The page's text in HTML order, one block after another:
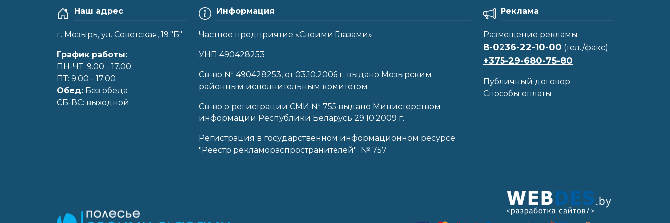
Наш адрес
г. Мозырь, ул. Советская, 19 "Б"
График работы:
ПН-ЧТ: 9.00 - 17.00
ПТ: 9.00 - 17.00
Обед: Без обеда
CБ-ВС: выходной
Информация
Частное предприятие «Своими Глазами»
УНП 490428253
Cв-во № 490428253, от 03.10.2006 г. выдано Мозырским
районным исполнительным комитетом
Св-во о регистрации СМИ № 755 выдано Министерством
информации Республики Беларусь 29.10.2009 г.
Регистрация в государственном информационном ресурсе
"Реестр рекламораспространителей" № 757
Реклама
Размещение рекламы
8-0236-22-10-00 (тел./факс)
+375-29-680-75-80
Публичный договор
Способы оплаты